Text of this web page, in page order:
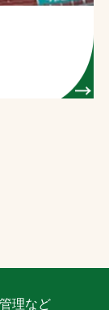
検索
理など